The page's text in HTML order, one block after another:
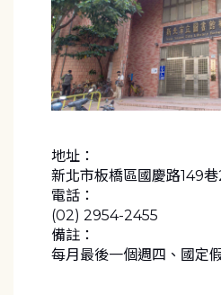
地址：
新北市板橋區國慶路149
電話：
(02) 2954-2455
備註：
每月最後一個週四、國定